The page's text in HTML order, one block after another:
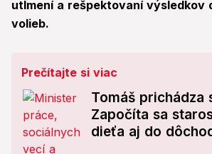
utlmení a rešpektovaní výsledkov
volieb.
Prečítajte si viac
Tomáš prichádza
Započíta sa
dieťa aj do